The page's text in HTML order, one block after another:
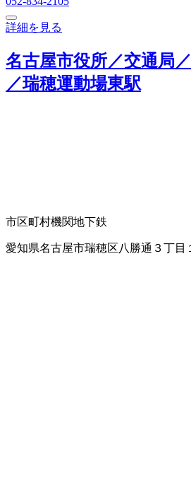
詳細を見る
名古屋市役所／交通局
／瑞穂運動場東駅
市区町村機関地下鉄
愛知県名古屋市瑞穂区八勝通３丁目